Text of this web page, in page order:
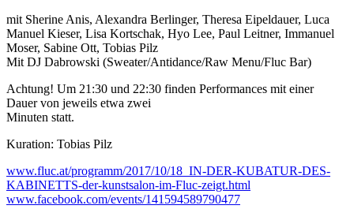
mit Sherine Anis, Alexandra Berlinger, Theresa Eipeldauer, Luca
Manuel Kieser, Lisa Kortschak, Hyo Lee, Paul Leitner, Immanuel
Moser, Sabine Ott, Tobias Pilz
Mit DJ Dabrowski (Sweater/Antidance/Raw Menu/Fluc Bar)
Achtung! Um 21:30 und 22:30 finden Performances mit einer
Dauer von jeweils etwa zwei
Minuten statt.
Kuration: Tobias Pilz
www.fluc.at/programm/2017/10/18_IN-DER-KUBATUR-DES-
KABINETTS-der-kunstsalon-im-Fluc-zeigt.html
www.facebook.com/events/141594589790477